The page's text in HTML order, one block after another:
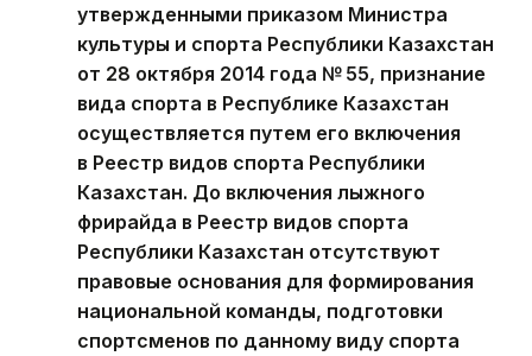
утвержденными приказом Министра
культуры и спорта Республики Казахстан
от 28 октября 2014 года № 55, признание
вида спорта в Республике Казахстан
осуществляется путем его включения
в Реестр видов спорта Республики
Казахстан. До включения лыжного
фрирайда в Реестр видов спорта
Республики Казахстан отсутствуют
правовые основания для формирования
национальной команды, подготовки
спортсменов по данному виду спорта